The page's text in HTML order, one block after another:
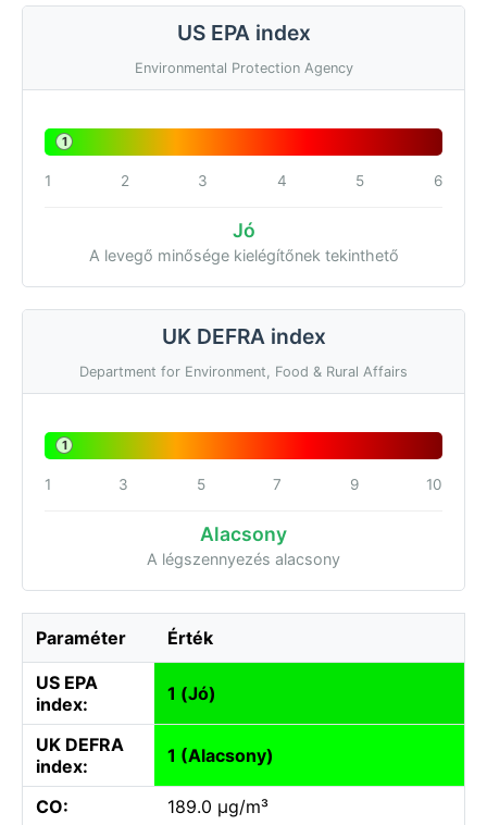
US EPA index
Environmental Protection Agency
1
1 2 3 4 5 6
Jó
A levegő minősége kielégítőnek tekinthető
UK DEFRA index
Department for Environment, Food & Rural Affairs
1
1 3 5 7 9 10
Alacsony
A légszennyezés alacsony
Paraméter Érték
US EPA
index:
1 (Jó)
UK DEFRA
index:
1 (Alacsony)
CO:
189.0 µg/m³